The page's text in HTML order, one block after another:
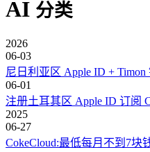
AI 分类
2026
06-03
尼日利亚区 Apple ID + Timon
06-01
注册土耳其区 Apple ID 订阅
2025
06-27
CokeCloud:最低每月不到7块